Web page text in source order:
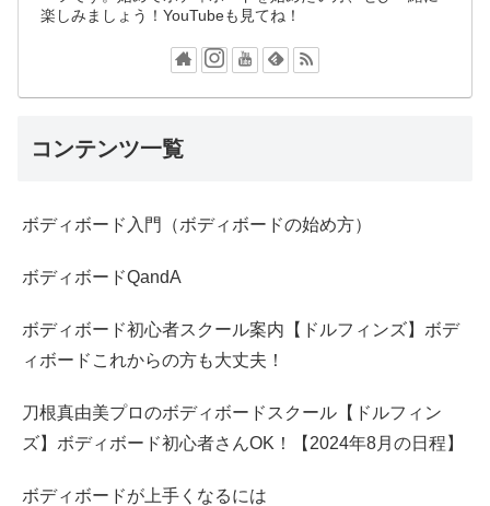
楽しみましょう！YouTubeも見てね！
コンテンツ一覧
ボディボード入門（ボディボードの始め方）
ボディボードQandA
ボディボード初心者スクール案内【ドルフィンズ】ボデ
ィボードこれからの方も大丈夫！
刀根真由美プロのボディボードスクール【ドルフィン
ズ】ボディボード初心者さんOK！【2024年8月の日程】
ボディボードが上手くなるには